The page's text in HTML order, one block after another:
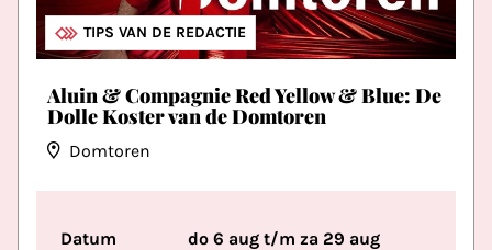
THEATER & TONEEL
TIPS VAN DE REDACTIE
Aluin & Compagnie Red Yellow & Blue: De
Dolle Koster van de Domtoren
Domtoren
Datum
do 6 aug t/m za 29 aug